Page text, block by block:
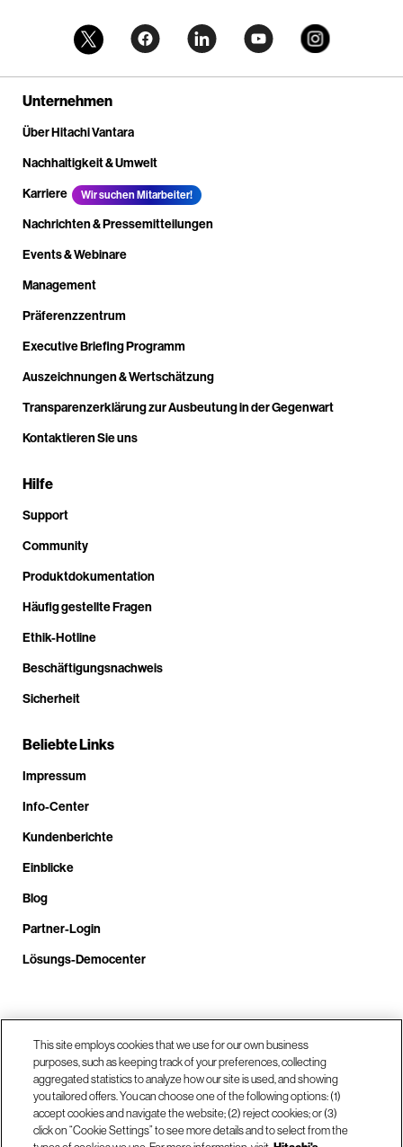
Unternehmen
Über Hitachi Vantara
Nachhaltigkeit & Umwelt
Karriere
Wir suchen Mitarbeiter!
Nachrichten & Pressemitteilungen
Events & Webinare
Management
Präferenzzentrum
Executive Briefing Programm
Auszeichnungen & Wertschätzung
Transparenzerklärung zur Ausbeutung in der Gegenwart
Kontaktieren Sie uns
Hilfe
Support
Community
Produktdokumentation
Häufig gestellte Fragen
Ethik-Hotline
Beschäftigungsnachweis
Sicherheit
Beliebte Links
Impressum
Info-Center
Kundenberichte
Einblicke
Blog
Partner-Login
Lösungs-Democenter
Unsere Standorte
This site employs cookies that we use for our own business
purposes, such as keeping track of your preferences, collecting
aggregated statistics to analyze how our site is used, and showing
you tailored offers. You can choose one of the following options: (1)
accept cookies and navigate the website; (2) reject cookies; or (3)
click on “Cookie Settings” to see more details and to select from the